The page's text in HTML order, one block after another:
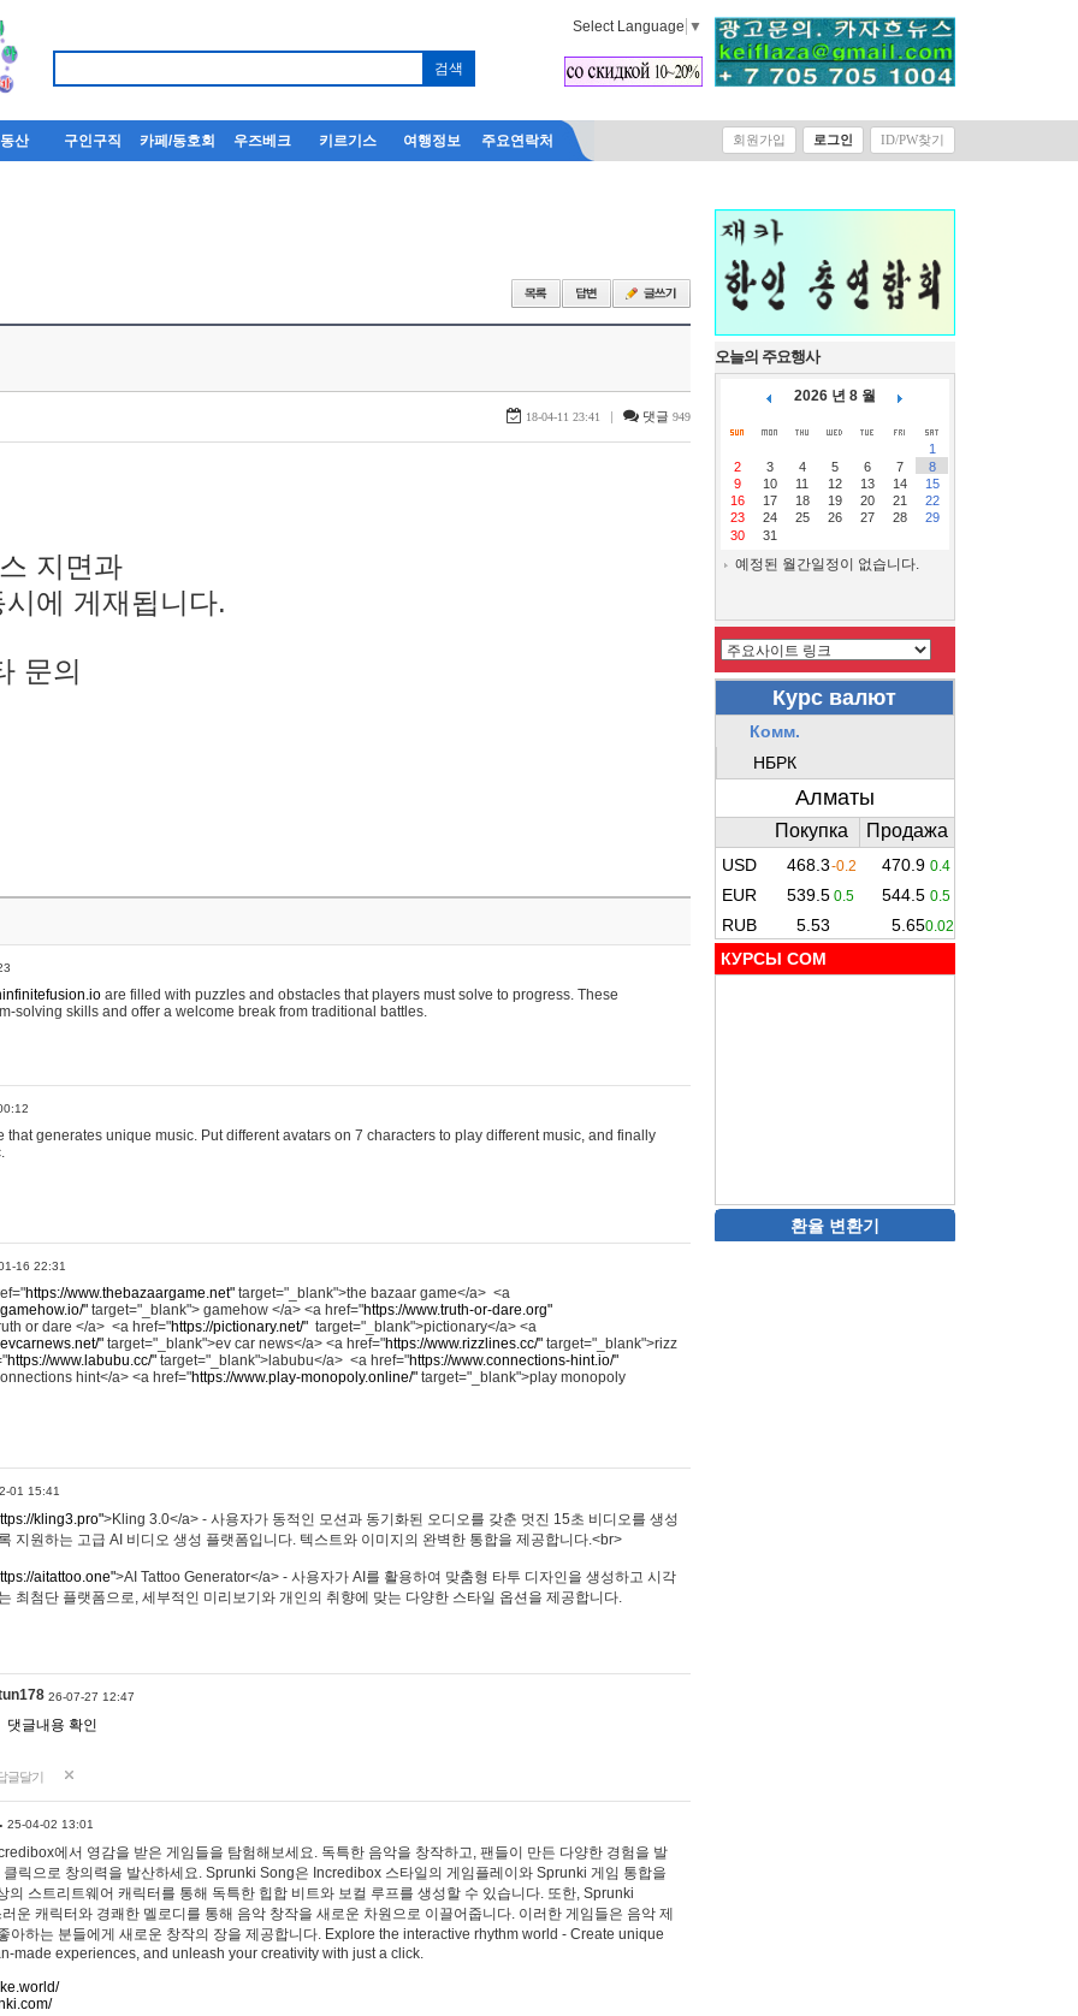
Select Language ▼
산 구인구직 카페/동호회 우즈베크 키르기스 여행정보 주요연락처 회원가입 로그인 ID/PW찾기
18-04-11 23:41 | 댓글 949
지면과
에 게재됩니다.
문의
are filled with puzzles and obstacles that players must solve to progress. These
solving skills and offer a welcome break from traditional battles.
that generates unique music. Put different avatars on 7 characters to play different music, and finally
16 22:31
https://www.thebazaargame.net" target="_blank">the bazaar game</a> <a
" target="_blank"> gamehow </a> <a href="https://www.truth-or-dare.org"
or dare </a> <a href="https://pictionary.net/" target="_blank">pictionary</a> <a
" target="_blank">ev car news</a> <a href="https://www.rizzlines.cc/" target="_blank">rizz
https://www.labubu.cc/" target="_blank">labubu</a> <a href="https://www.connections-hint.io/"
hint</a> <a href="https://www.play-monopoly.online/" target="_blank">play monopoly
01 15:41
kling3.pro">Kling 3.0</a> - 사용자가 동적인 모션과 동기화된 오디오를 갖춘 멋진 15초 비디오를 생성
지원하는 고급 AI 비디오 생성 플랫폼입니다. 텍스트와 이미지의 완벽한 통합을 제공합니다.<br>
aitattoo.one">AI Tattoo Generator</a> - 사용자가 AI를 활용하여 맞춤형 타투 디자인을 생성하고 시각
최첨단 플랫폼으로, 세부적인 미리보기와 개인의 취향에 맞는 다양한 스타일 옵션을 제공합니다.
26-07-27 12:47
댓글내용 확인
글달기
25-04-02 13:01
에서 영감을 받은 게임들을 탐험해보세요. 독특한 음악을 창작하고, 팬들이 만든 다양한 경험을 발
클릭으로 창의력을 발산하세요. Sprunki Song은 Incredibox 스타일의 게임플레이와 Sprunki 게임 통합을
의 스트리트웨어 캐릭터를 통해 독특한 힙합 비트와 보컬 루프를 생성할 수 있습니다. 또한, Sprunki
운 캐릭터와 경쾌한 멜로디를 통해 음악 창작을 새로운 차원으로 이끌어줍니다. 이러한 게임들은 음악 제
아하는 분들에게 새로운 창작의 장을 제공합니다. Explore the interactive rhythm world - Create unique
made experiences, and unleash your creativity with just a click.
오늘의 주요행사
2026 년 8 월
1
2
3 4 5 6 7
8
9
10 11 12 13 14
15
16
17 18 19 20 21
22
23
24 25 26 27 28
29
30
31
예정된 월간일정이 없습니다.
КУРСЫ COM
환율 변환기